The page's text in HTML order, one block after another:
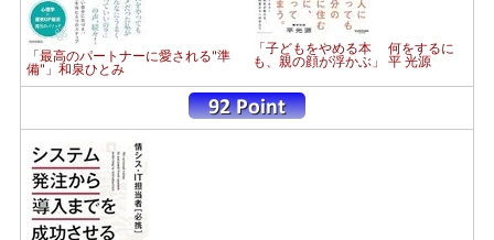
「最高のパートナーに愛される"準
備"」和泉ひとみ
「子どもをやめる本 何をするに
も、親の顔が浮かぶ」 平 光源